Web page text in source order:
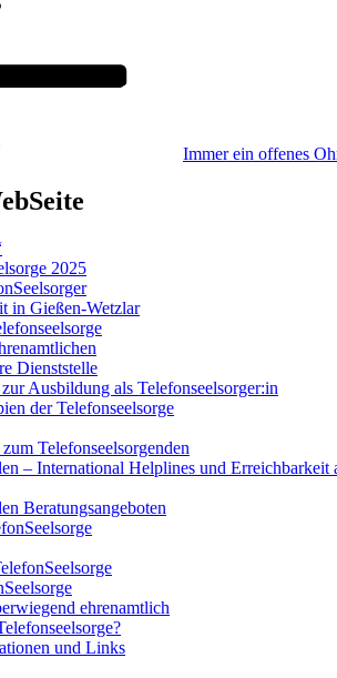
Immer ein offenes
2025
in Gießen-Wetzlar
Dienststelle
Ausbildung als Telefonseelsorger:in
der Telefonseelsorge
Telefonseelsorgenden
– International Helplines und Erreichbarkeit
Beratungsangeboten
ehrenamtlich
und Links